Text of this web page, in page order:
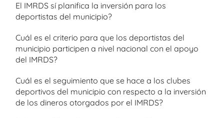
El IMRDS sí planifica la inversión para los
deportistas del municipio?
Cuál es el criterio para que los deportistas del
municipio participen a nivel nacional con el apoyo
del IMRDS?
Cuál es el seguimiento que se hace a los clubes
deportivos del municipio con respecto a la inversión
de los dineros otorgados por el IMRDS?